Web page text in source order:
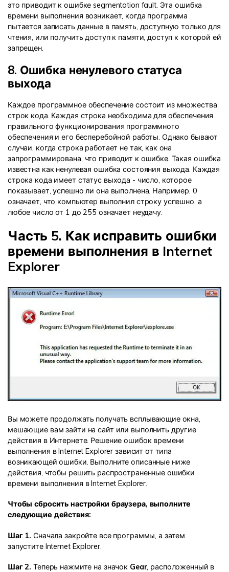
это приводит к ошибке segmentation fault. Эта ошибка
времени выполнения возникает, когда программа
пытается записать данные в память, доступную только для
чтения, или получить доступ к памяти, доступ к которой ей
запрещен.
8. Ошибка ненулевого статуса
выхода
Каждое программное обеспечение состоит из множества
строк кода. Каждая строка необходима для обеспечения
правильного функционирования программного
обеспечения и его бесперебойной работы. Однако бывают
случаи, когда строка работает не так, как она
запрограммирована, что приводит к ошибке. Такая ошибка
известна как ненулевая ошибка состояния выхода. Каждая
строка кода имеет статус выхода - число, которое
показывает, успешно ли она выполнена. Например, 0
означает, что компьютер выполнил строку успешно, а
любое число от 1 до 255 означает неудачу.
Часть 5. Как исправить ошибки
времени выполнения в Internet
Explorer
Вы можете продолжать получать всплывающие окна,
мешающие вам зайти на сайт или выполнить другие
действия в Интернете. Решение ошибок времени
выполнения в Internet Explorer зависит от типа
возникающей ошибки. Выполните описанные ниже
действия, чтобы решить распространенные ошибки
времени выполнения в Internet Explorer.
Чтобы сбросить настройки браузера, выполните
следующие действия:
Шаг 1. Сначала закройте все программы, а затем
запустите Internet Explorer.
Шаг 2. Теперь нажмите на значок Gear, расположенный в